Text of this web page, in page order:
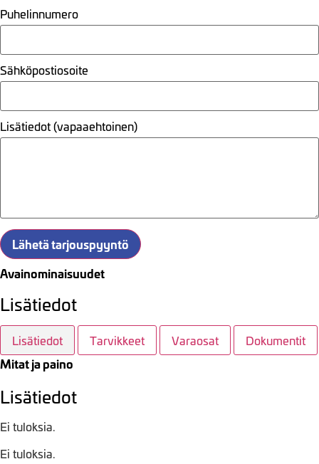
Puhelinnumero
Sähköpostiosoite
Lisätiedot (vapaaehtoinen)
Lähetä tarjouspyyntö
Avainominaisuudet
Lisätiedot
Lisätiedot Tarvikkeet Varaosat Dokumentit
Mitat ja paino
Lisätiedot
Ei tuloksia.
Ei tuloksia.